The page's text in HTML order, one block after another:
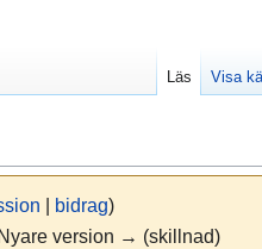
bidrag)
version → (skillnad)
Läs Visa